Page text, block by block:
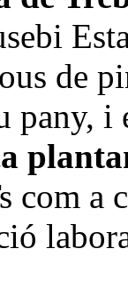
de
pany, i
com a